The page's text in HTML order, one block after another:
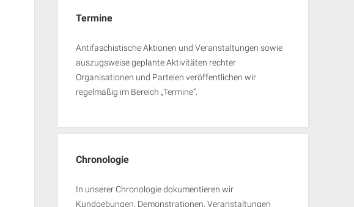
Termine
Antifaschistische Aktionen und Veranstaltungen sowie
auszugsweise geplante Aktivitäten rechter
Organisationen und Parteien veröffentlichen wir
regelmäßig im Bereich „Termine“.
Chronologie
In unserer Chronologie dokumentieren wir
Kundgebungen, Demonstrationen, Veranstaltungen